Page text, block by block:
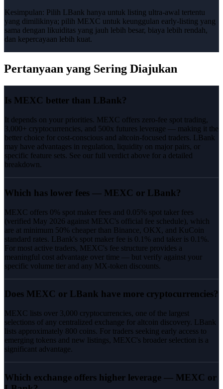
Kesimpulan: Pilih LBank hanya untuk listing ultra-awal tertentu
yang dimilikinya; pilih MEXC untuk keunggulan early-listing yang
sama dengan likuiditas yang jauh lebih besar, biaya lebih rendah,
dan kepercayaan lebih kuat.
Pertanyaan yang Sering Diajukan
Is MEXC better than LBank?
It depends on your priorities. MEXC offers zero-fee spot trading,
3,000+ cryptocurrencies, and 500x futures leverage — making it the
better choice for cost-conscious and altcoin-focused traders. LBank
may have advantages in regulation, liquidity on major pairs, or
specific feature sets. See our full verdict above for a detailed
breakdown.
Which has lower fees — MEXC or LBank?
MEXC offers 0% spot maker fees and 0.05% spot taker fees
(verified May 2026 against MEXC's official fee schedule), which
are at minimum 50% cheaper than Binance, OKX, and KuCoin
standard rates. LBank's spot maker fee is 0.1% and taker is 0.1%.
For most active traders, MEXC's fee structure provides a
meaningful cost advantage over time — but verify against your
specific volume tier and any MX-token discounts.
Does MEXC or LBank have more cryptocurrencies?
MEXC lists over 3,000 cryptocurrencies, one of the largest
selections of any centralized exchange for altcoin discovery. LBank
lists approximately 800 coins. For traders seeking early access to
emerging tokens and new listings, MEXC's broader selection is a
significant advantage.
Which exchange offers higher leverage — MEXC or